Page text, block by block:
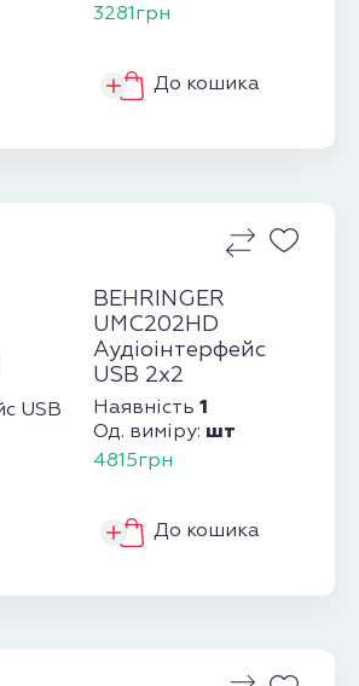
3281грн
До кошика
BEHRINGER
UMC202HD
Аудіоінтерфейс
USB 2х2
Наявність 1
Од. виміру: шт
4815грн
До кошика